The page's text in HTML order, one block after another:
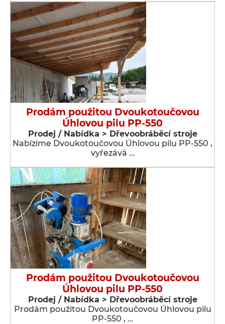
Prodám použitou Dvoukotoučovou
Úhlovou pilu PP-550
Prodej / Nabídka > Dřevoobráběcí stroje
Nabízíme Dvoukotoučovou Úhlovou pilu PP-550 ,
vyřezává …
Prodám použitou Dvoukotoučovou
Úhlovou pilu PP-550
Prodej / Nabídka > Dřevoobráběcí stroje
Prodám použitou Dvoukotoučovou Úhlovou pilu
PP-550 , …